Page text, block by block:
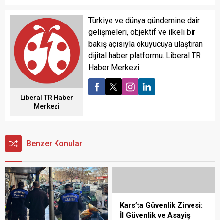
Liberal TR Haber
Merkezi
Türkiye ve dünya gündemine dair
gelişmeleri, objektif ve ilkeli bir
bakış açısıyla okuyucuya ulaştıran
dijital haber platformu. Liberal TR
Haber Merkezi.
Benzer Konular
Kars’ta Güvenlik Zirvesi:
İl Güvenlik ve Asayiş